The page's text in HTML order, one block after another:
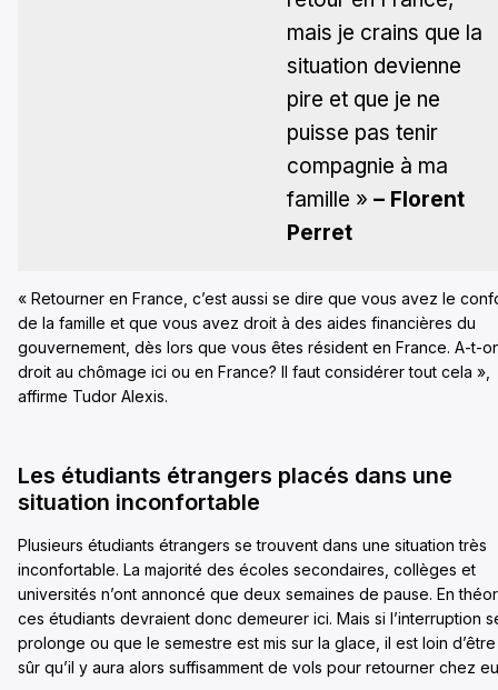
mais je crains que la
situation devienne
pire et que je ne
puisse pas tenir
compagnie à ma
famille » – Florent
Perret
« Retourner en France, c’est aussi se dire que vous avez le
de la famille et que vous avez droit à des aides financières du
gouvernement, dès lors que vous êtes résident en France. A-t-
droit au chômage ici ou en France? Il faut considérer tout cela »,
affirme Tudor Alexis.
Les étudiants étrangers placés dans une
situation inconfortable
Plusieurs étudiants étrangers se trouvent dans une situation très
inconfortable. La majorité des écoles secondaires, collèges et
universités n’ont annoncé que deux semaines de pause. En
ces étudiants devraient donc demeurer ici. Mais si l’interruption
prolonge ou que le semestre est mis sur la glace, il est loin d’être
sûr qu’il y aura alors suffisamment de vols pour retourner chez